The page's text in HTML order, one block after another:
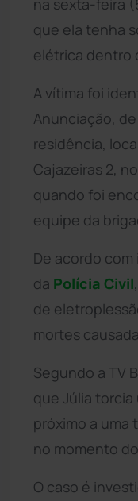
que ela tenha
elétrica dentro
A vítima foi
Anunciação, de
residência,
Cajazeiras 2,
quando foi
equipe da
De acordo
da Polícia Civil
de
mortes
Segundo a TV
que Júlia torcia
próximo a uma
no momento
O caso é